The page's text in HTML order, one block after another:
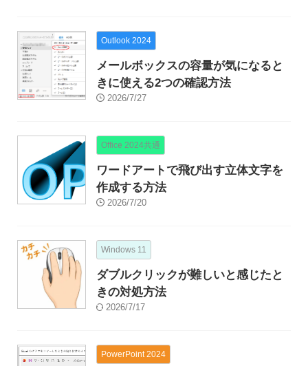
Outlook 2024
メールボックスの容量が気になると
きに使える2つの確認方法
2026/7/27
Office 2024共通
ワードアートで飛び出す立体文字を
作成する方法
2026/7/20
Windows 11
ダブルクリックが難しいと感じたと
きの対処方法
2026/7/17
PowerPoint 2024